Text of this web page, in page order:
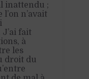
inattendu ;
n’avait
fait
à
les
droit du